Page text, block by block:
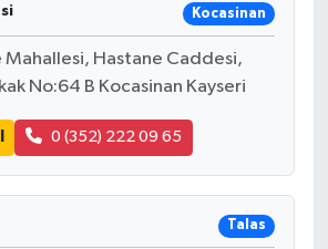
Kocasinan
Mahallesi, Hastane Caddesi,
No:64 B Kocasinan Kayseri
0 (352) 222 09 65
Talas